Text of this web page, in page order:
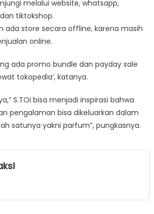
melalui website, whatsapp,
tiktokshop.
ada store secara offline, karena masih
online.
ada promo bundle dan payday sale
tokopedia’, katanya.
S.TOI bisa menjadi inspirasi bahwa
pengalaman bisa dikeluarkan dalam
satunya yakni parfum”, pungkasnya.